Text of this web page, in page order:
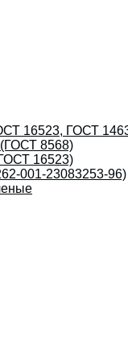
16523, ГОСТ
8568)
16523)
001-23083253-96)